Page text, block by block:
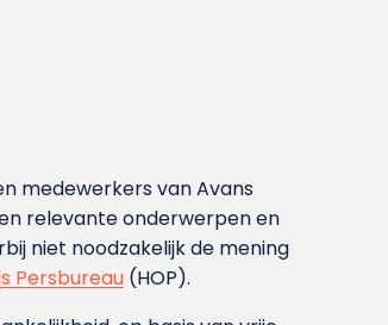
medewerkers van Avans
relevante onderwerpen en
niet noodzakelijk de mening
Persbureau (HOP).